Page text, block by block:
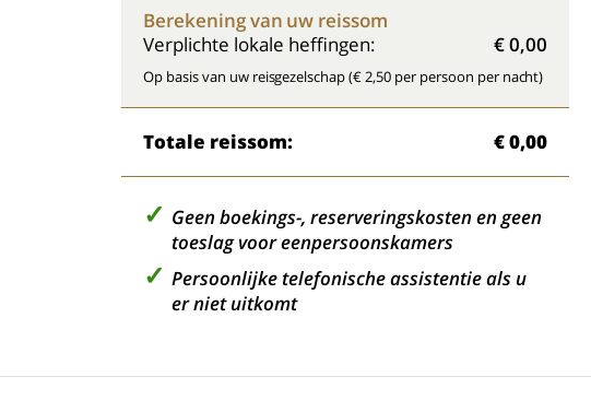
Berekening van uw reissom
Verplichte lokale heffingen:
€ 0,00
Op basis van uw reisgezelschap (€ 2,50 per persoon per nacht)
Totale reissom: € 0,00
Geen boekings-, reserveringskosten en geen
toeslag voor eenpersoonskamers
Persoonlijke telefonische assistentie als u
er niet uitkomt